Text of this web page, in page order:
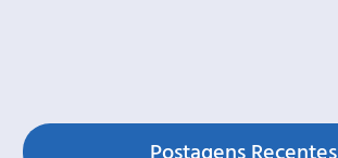
Postagens Recentes